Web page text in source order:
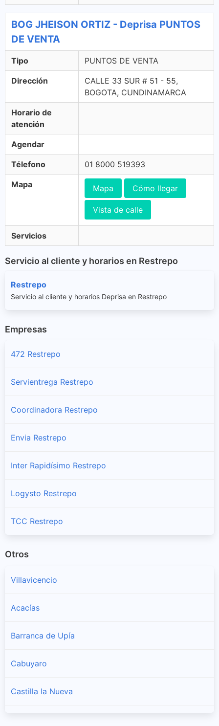
BOG JHEISON ORTIZ - Deprisa PUNTOS
DE VENTA
Tipo PUNTOS DE VENTA
Dirección
CALLE 33 SUR # 51 - 55,
BOGOTA, CUNDINAMARCA
Horario de
atención
Agendar
Télefono 01 8000 519393
Mapa Mapa Cómo llegar
Vista de calle
Servicios
Servicio al cliente y horarios en Restrepo
Restrepo
Servicio al cliente y horarios Deprisa en Restrepo
Empresas
472 Restrepo
Servientrega Restrepo
Coordinadora Restrepo
Envia Restrepo
Inter Rapidísimo Restrepo
Logysto Restrepo
TCC Restrepo
Otros
Villavicencio
Acacías
Barranca de Upía
Cabuyaro
Castilla la Nueva